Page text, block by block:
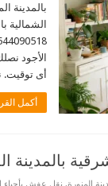
بالمدينة
الشمالية
الأجود
أى توقيت.
أكمل
بالمدينة
المنورة, نقل عفش بأحياء